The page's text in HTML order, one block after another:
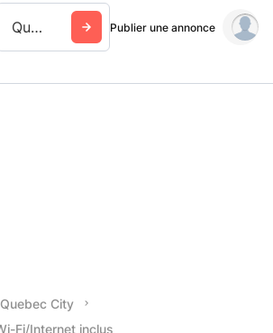
Quebec City Publier une annonce
Quebec City
Fi/Internet inclus